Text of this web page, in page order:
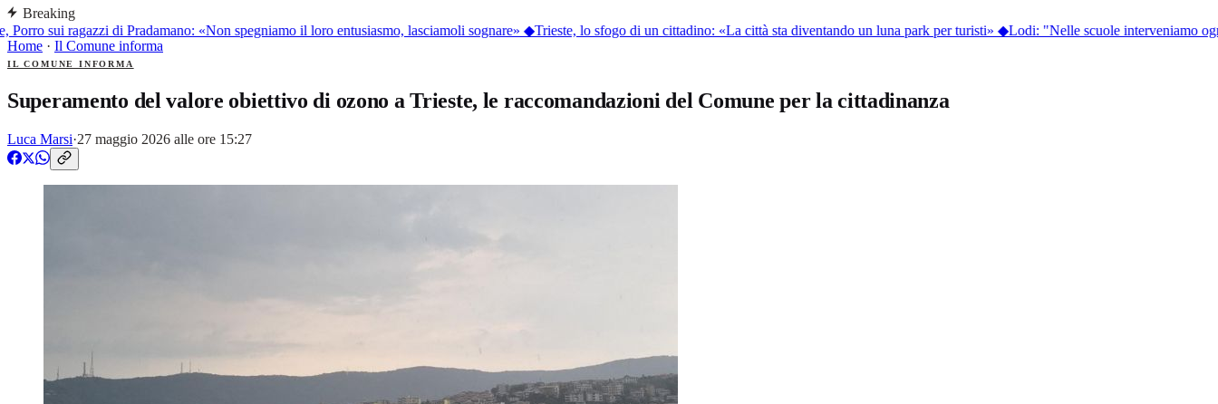
Breaking
sui ragazzi di Pradamano: «Non spegniamo il loro entusiasmo, lasciamoli sognare»◆ Trieste, lo sfogo di un cittadino: «La città sta diventando un luna park per turisti»◆ Lodi: "Nelle scuole interveniamo
Home · Il Comune informa
IL COMUNE INFORMA
Superamento del valore obiettivo di ozono a Trieste, le raccomandazioni del Comune per la cittadinanza
Luca Marsi·27 maggio 2026 alle ore 15:27